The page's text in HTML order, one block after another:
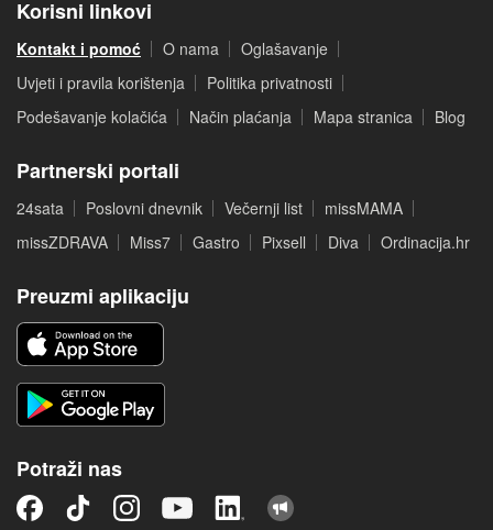
Korisni linkovi
Kontakt i pomoć O nama
Oglašavanje
Uvjeti i pravila korištenja
Politika privatnosti
Podešavanje kolačića
Način plaćanja Mapa stranica Blog
Partnerski portali
24sata Poslovni dnevnik Večernji list
missMAMA
missZDRAVA
Miss7 Gastro Pixsell Diva Ordinacija.hr
Preuzmi aplikaciju
Potraži nas